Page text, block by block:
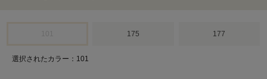
175 177
選択されたカラー：101